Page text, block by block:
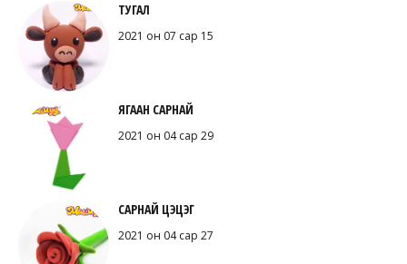
ТУГАЛ
2021 он 07 сар 15
ЯГААН САРНАЙ
2021 он 04 сар 29
САРНАЙ ЦЭЦЭГ
2021 он 04 сар 27